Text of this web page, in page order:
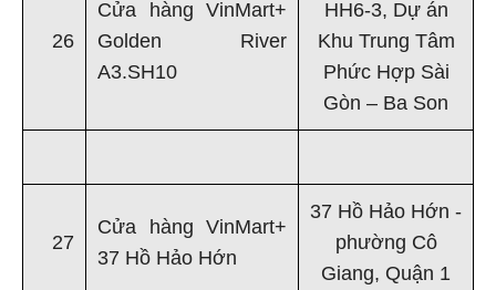
26
Cửa hàng VinMart+
Golden River
A3.SH10
HH6-3, Dự án
Khu Trung Tâm
Phức Hợp Sài
Gòn – Ba Son
27
Cửa hàng VinMart+
37 Hồ Hảo Hớn
37 Hồ Hảo Hớn -
phường Cô
Giang, Quận 1